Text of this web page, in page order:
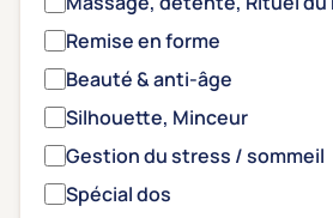
Remise en forme
Beauté & anti-âge
Silhouette, Minceur
Gestion du stress / sommeil
Spécial dos